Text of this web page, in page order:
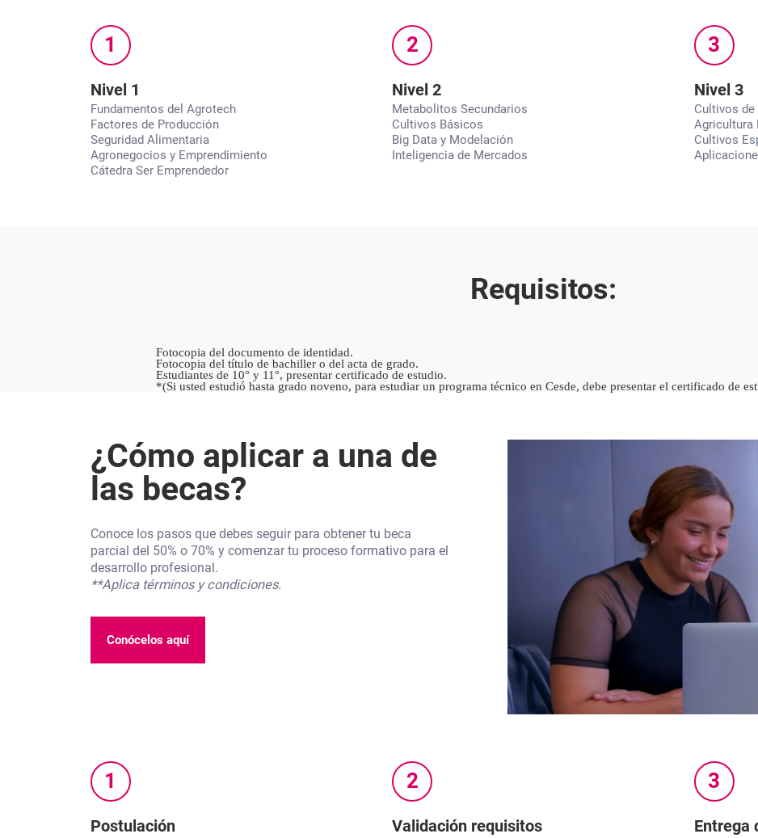
1
Nivel 1
Fundamentos del Agrotech
Factores de Producción
Seguridad Alimentaria
Agronegocios y Emprendimiento
Cátedra Ser Emprendedor
2
Nivel 2
Metabolitos Secundarios
Cultivos Básicos
Big Data y Modelación
Inteligencia de Mercados
3
Nivel 3
Cultivos de
Agricultura
Cultivos
Requisitos:
Fotocopia del documento de identidad.
Fotocopia del título de bachiller o del acta de grado.
Estudiantes de 10° y 11°, presentar certificado de estudio.
*(Si usted estudió hasta grado noveno, para estudiar un programa técnico en Cesde, debe presentar el certificado de
¿Cómo aplicar a una de
las becas?
Conoce los pasos que debes seguir para obtener tu beca
parcial del 50% o 70% y comenzar tu proceso formativo para el
desarrollo profesional.
**Aplica términos y condiciones.
Conócelos aquí
1
Postulación
2
Validación requisitos
3
Entrega